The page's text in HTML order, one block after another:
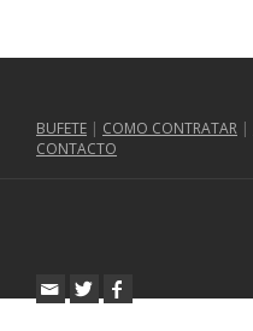
BUFETE | COMO CONTRATAR |
CONTACTO